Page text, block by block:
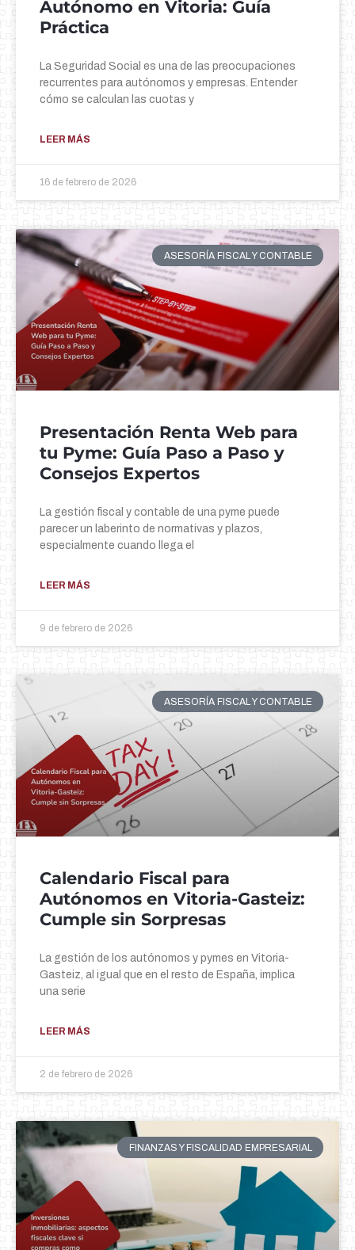
Autónomo en Vitoria: Guía
Práctica
La Seguridad Social es una de las preocupaciones
recurrentes para autónomos y empresas. Entender
cómo se calculan las cuotas y
LEER MÁS
16 de febrero de 2026
ASESORÍA FISCAL Y CONTABLE
Presentación Renta Web para
tu Pyme: Guía Paso a Paso y
Consejos Expertos
La gestión fiscal y contable de una pyme puede
parecer un laberinto de normativas y plazos,
especialmente cuando llega el
LEER MÁS
9 de febrero de 2026
ASESORÍA FISCAL Y CONTABLE
Calendario Fiscal para
Autónomos en Vitoria-Gasteiz:
Cumple sin Sorpresas
La gestión de los autónomos y pymes en Vitoria-
Gasteiz, al igual que en el resto de España, implica
una serie
LEER MÁS
2 de febrero de 2026
FINANZAS Y FISCALIDAD EMPRESARIAL